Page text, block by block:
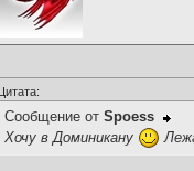
Цитата:
Сообщение от Spoess
Хочу в Доминикану